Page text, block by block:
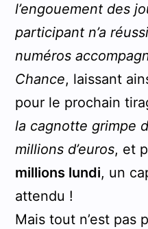
l’engouement des
participant n’a
numéros
Chance, laissant
pour le prochain
la cagnotte grimpe
millions d’euros, et
millions lundi, un
attendu !
Mais tout n’est pas